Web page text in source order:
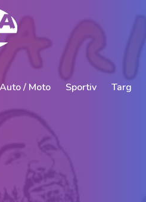
Auto / Moto Sportiv Targ